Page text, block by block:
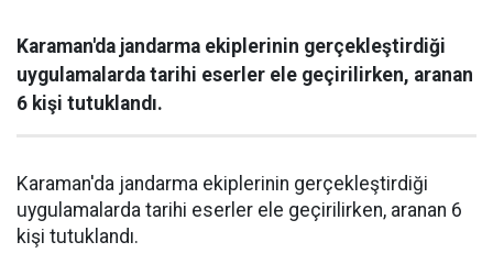
Karaman'da jandarma ekiplerinin gerçekleştirdiği
uygulamalarda tarihi eserler ele geçirilirken, aranan
6 kişi tutuklandı.
Karaman'da jandarma ekiplerinin gerçekleştirdiği
uygulamalarda tarihi eserler ele geçirilirken, aranan 6
kişi tutuklandı.